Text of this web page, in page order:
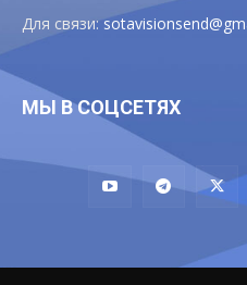
Для связи:
МЫ В СОЦСЕТЯХ